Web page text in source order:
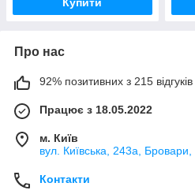
Про нас
92% позитивних з 215 відгуків
Працює з 18.05.2022
м. Київ
вул. Київська, 243а, Бровари,
Контакти